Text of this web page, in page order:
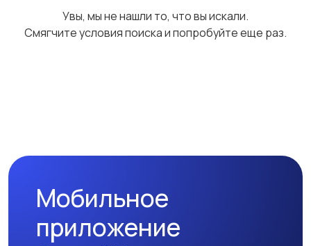
одеждой
оборудование
Увы, мы не нашли то, что вы искали.
Смягчите условия поиска и попробуйте еще раз.
Мобильное
приложение